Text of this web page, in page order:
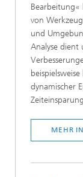
Bearbeitung«
von
und
Analyse dient
dynamischer
MEHR